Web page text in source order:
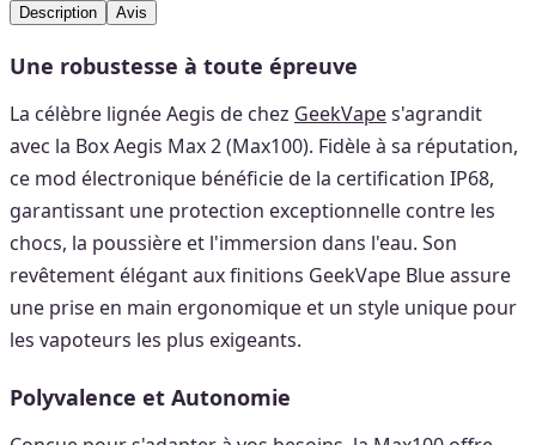
Description Avis
Une robustesse à toute épreuve
La célèbre lignée Aegis de chez GeekVapes'agrandit
avec la Box Aegis Max 2 (Max100). Fidèle à sa réputation,
ce mod électronique bénéficie de la certification IP68,
garantissant une protection exceptionnelle contre les
chocs, la poussière et l'immersion dans l'eau. Son
revêtement élégant aux finitions GeekVape Blue assure
une prise en main ergonomique et un style unique pour
les vapoteurs les plus exigeants.
Polyvalence et Autonomie